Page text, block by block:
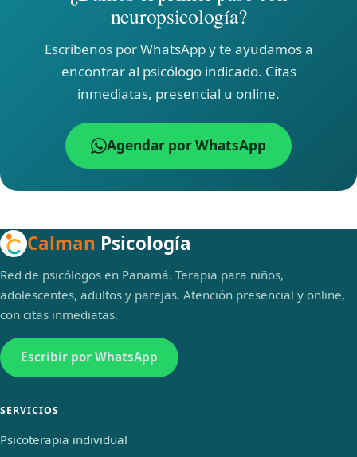
neuropsicología?
Escríbenos por WhatsApp y te ayudamos a
encontrar al psicólogo indicado. Citas
inmediatas, presencial u online.
Agendar por WhatsApp
Calman Psicología
Red de psicólogos en Panamá. Terapia para niños,
adolescentes, adultos y parejas. Atención presencial y online,
con citas inmediatas.
Escribir por WhatsApp
SERVICIOS
Psicoterapia individual